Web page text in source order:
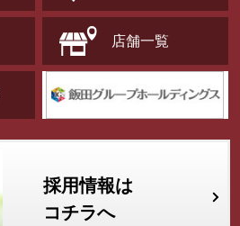
店舗一覧
採用情報は
コチラへ